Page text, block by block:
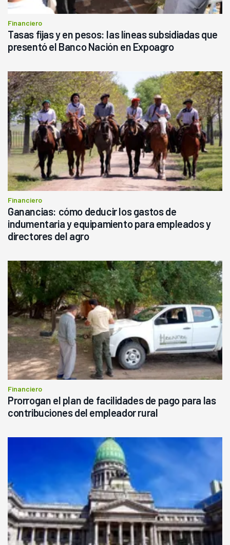
Financiero
Tasas fijas y en pesos: las líneas subsidiadas que
presentó el Banco Nación en Expoagro
Financiero
Ganancias: cómo deducir los gastos de
indumentaria y equipamiento para empleados y
directores del agro
Financiero
Prorrogan el plan de facilidades de pago para las
contribuciones del empleador rural